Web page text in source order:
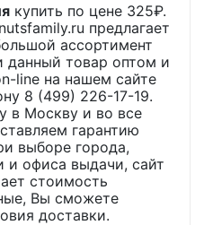
купить по цене 325₽.
предлагает
ассортимент
данный товар оптом и
line на нашем сайте
8 (499) 226-17-19.
в Москву и во все
гарантию
выборе города,
и офиса выдачи, сайт
стоимость
Вы сможете
доставки.